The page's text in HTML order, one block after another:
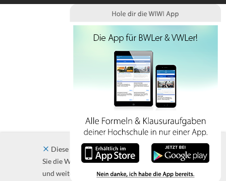
Diese Website verwendet Cookies. Indem
Sie die Website und ihre Angebote nutzen
und weiter navigieren, akzeptieren Sie diese